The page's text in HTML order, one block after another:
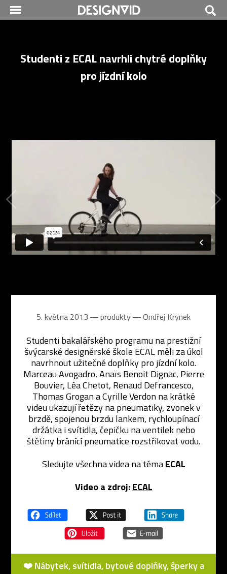
Studenti z ECAL navrhli chytré doplňky
pro jízdní kolo
5. května 2013 ― produkty ―Ondřej Krynek
Studenti bakalářského programu na prestižní
švýcarské designérské škole ECAL měli za úkol
navrhnout užitečné doplňky pro jízdní kolo.
Marceau Avogadro, Anaïs Benoit Dignac, Pierre
Bouvier, Léa Chetot, Renaud Defrancesco,
Thomas Grogan a Cyrille Verdon na krátké
videu ukazují řetězy na pneumatiky, zvonek v
brzdě, spojenou brzdu lankem, rychloupínací
držátka i svítidla, čepičku na ventilek nebo
štětiny bránící pneumatice rozstřikovat vodu.
Sledujte všechna videa na témaECAL
Video a zdroj: ECAL
❤️ Nábytek, svítidla, bytové doplňky, šperky a